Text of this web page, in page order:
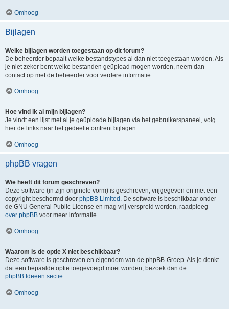
Omhoog
Bijlagen
Welke bijlagen worden toegestaan op dit forum?
De beheerder bepaalt welke bestandstypes al dan niet toegestaan worden. Als
je niet zeker bent welke bestanden geüpload mogen worden, neem dan
contact op met de beheerder voor verdere informatie.
Omhoog
Hoe vind ik al mijn bijlagen?
Je vindt een lijst met al je geüploade bijlagen via het gebruikerspaneel, volg
hier de links naar het gedeelte omtrent bijlagen.
Omhoog
phpBB vragen
Wie heeft dit forum geschreven?
Deze software (in zijn originele vorm) is geschreven, vrijgegeven en met een
copyright beschermd door phpBB Limited . De software is beschikbaar onder
de GNU General Public License en mag vrij verspreid worden, raadpleeg
over phpBB voor meer informatie.
Omhoog
Waarom is de optie X niet beschikbaar?
Deze software is geschreven en eigendom van de phpBB-Groep. Als je denkt
dat een bepaalde optie toegevoegd moet worden, bezoek dan de
phpBB Ideeën sectie.
Omhoog